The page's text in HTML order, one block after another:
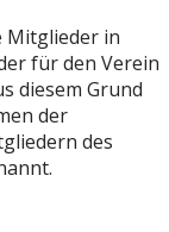
Mitglieder in
für den Verein
diesem Grund
der
des